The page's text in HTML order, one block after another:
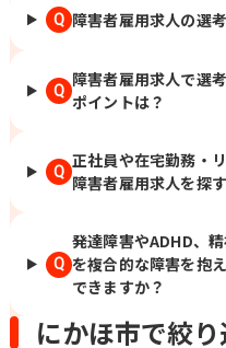
Q 障害者雇用求人の選
Q
障害者雇用求人で選
ポイントは？
Q
正社員や在宅勤務・
障害者雇用求人を探
Q
発達障害やADHD、
を複合的な障害を抱
できますか？
にかほ市で絞